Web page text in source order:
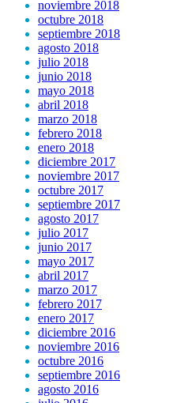
noviembre 2018
octubre 2018
septiembre 2018
agosto 2018
julio 2018
junio 2018
mayo 2018
abril 2018
marzo 2018
febrero 2018
enero 2018
diciembre 2017
noviembre 2017
octubre 2017
septiembre 2017
agosto 2017
julio 2017
junio 2017
mayo 2017
abril 2017
marzo 2017
febrero 2017
enero 2017
diciembre 2016
noviembre 2016
octubre 2016
septiembre 2016
agosto 2016